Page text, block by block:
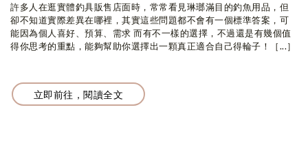
許多人在逛實體釣具販售店面時，常常看見琳瑯滿目的釣魚用品，但
卻不知道實際差異在哪裡，其實這些問題都不會有一個標準答案，可
能因為個人喜好、預算、需求 而有不一樣的選擇，不過還是有幾個值
得你思考的重點，能夠幫助你選擇出一顆真正適合自己得輪子！［...］
立即前往，閱讀全文